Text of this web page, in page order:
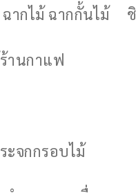
ฉากไม้ ฉากกั้นไม้
านกาแฟ
ะจกกรอบไม้